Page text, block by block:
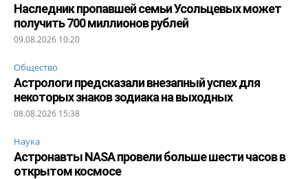
Наследник пропавшей семьи Усольцевых может
получить 700 миллионов рублей
09.08.2026 10:20
Общество
Астрологи предсказали внезапный успех для
некоторых знаков зодиака на выходных
08.08.2026 15:38
Наука
Астронавты NASA провели больше шести часов в
открытом космосе